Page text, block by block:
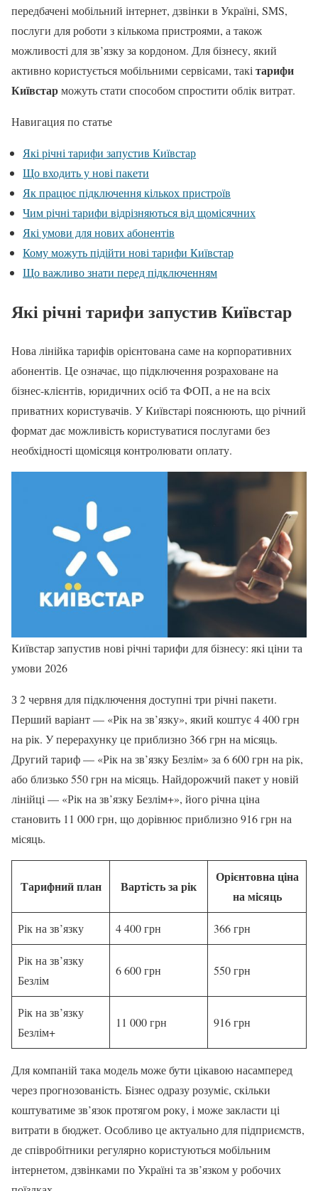
передбачені мобільний інтернет, дзвінки в Україні, SMS,
послуги для роботи з кількома пристроями, а також
можливості для зв’язку за кордоном. Для бізнесу, який
активно користується мобільними сервісами, такі тарифи
Київстарможуть стати способом спростити облік витрат.
Навигация по статье
Які річні тарифи запустив Київстар
Що входить у нові пакети
Як працює підключення кількох пристроїв
Чим річні тарифи відрізняються від щомісячних
Які умови для нових абонентів
Кому можуть підійти нові тарифи Київстар
Що важливо знати перед підключенням
Які річні тарифи запустив Київстар
Нова лінійка тарифів орієнтована саме на корпоративних
абонентів. Це означає, що підключення розраховане на
бізнес-клієнтів, юридичних осіб та ФОП, а не на всіх
приватних користувачів. У Київстарі пояснюють, що річний
формат дає можливість користуватися послугами без
необхідності щомісяця контролювати оплату.
Київстар запустив нові річні тарифи для бізнесу: які ціни та
умови 2026
З 2 червня для підключення доступні три річні пакети.
Перший варіант — «Рік на зв’язку», який коштує 4 400 грн
на рік. У перерахунку це приблизно 366 грн на місяць.
Другий тариф — «Рік на зв’язку Безлім» за 6 600 грн на рік,
або близько 550 грн на місяць. Найдорожчий пакет у новій
лінійці — «Рік на зв’язку Безлім+», його річна ціна
становить 11 000 грн, що дорівнює приблизно 916 грн на
місяць.
Тарифний план Вартість за рік
Орієнтовна ціна
на місяць
Рік на зв’язку 4 400 грн 366 грн
Рік на зв’язку
Безлім
6 600 грн 550 грн
Рік на зв’язку
Безлім+
11 000 грн 916 грн
Для компаній така модель може бути цікавою насамперед
через прогнозованість. Бізнес одразу розуміє, скільки
коштуватиме зв’язок протягом року, і може закласти ці
витрати в бюджет. Особливо це актуально для підприємств,
де співробітники регулярно користуються мобільним
інтернетом, дзвінками по Україні та зв’язком у робочих